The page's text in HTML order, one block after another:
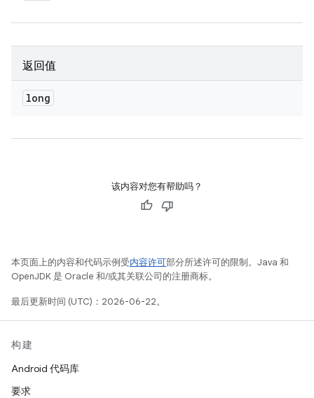
返回值
long
该内容对您有帮助吗？
本页面上的内容和代码示例受内容许可部分所述许可的限制。Java 和
OpenJDK 是 Oracle 和/或其关联公司的注册商标。
最后更新时间 (UTC)：2026-06-22。
构建
Android 代码库
要求